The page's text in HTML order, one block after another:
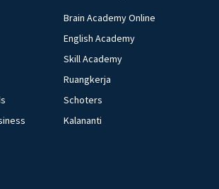
Brain Academy Online
English Academy
Skill Academy
Ruangkerja
Schoters
Kalananti